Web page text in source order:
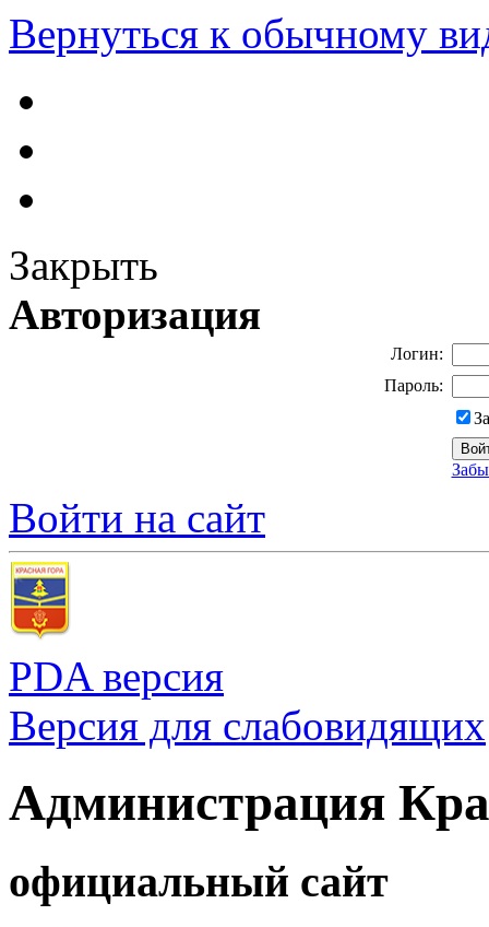
Вернуться к обычному
Закрыть
Авторизация
Логин:
Пароль:
Войти на сайт
PDA версия
Версия для слабовидящих
Администрация
официальный сайт